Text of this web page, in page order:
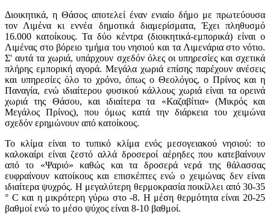
Διοικητικά, η Θάσος αποτελεί έναν ενιαίο δήμο με πρωτεύουσα
τον Λιμένα κι εννέα δημοτικά διαμερίσματα, Έχει πληθυσμό
16.000 κατοίκους. Τα δύο κέντρα (διοικητικά-εμπορικά) είναι ο
Λιμένας στο βόρειο τμήμα του νησιού και τα Λιμενάρια στο νότιο.
Σ' αυτά τα χωριά, υπάρχουν σχεδόν όλες οι υπηρεσίες και σχετικά
πλήρης εμπορική αγορά. Μεγάλα χωριά επίσης παρέχουν ανέσεις
και υπηρεσίες όλο το χρόνο, όπως ο Θεολόγος, ο Πρίνος και η
Παναγία, ενώ ιδιαίτερου φυσικού κάλλους χωριά είναι τα ορεινά
χωριά της Θάσου, και ιδιαίτερα τα «Καζαβίτια» (Μικρός και
Μεγάλος Πρίνος), που όμως κατά την διάρκεια του χειμώνα
σχεδόν ερημώνουν από κατοίκους.
Το κλίμα είναι το τυπικό κλίμα ενός μεσογειακού νησιού: το
καλοκαίρι είναι ζεστό αλλά δροσεροί αέρηδες που κατεβαίνουν
από το «Ψαριό» καθώς και τα δροσερά νερά της θάλασσας
ευφραίνουν κατοίκους και επισκέπτες ενώ ο χειμώνας δεν είναι
ιδιαίτερα ψυχρός. Η μεγαλύτερη θερμοκρασία ποικίλλει από 30-35
° C και η μικρότερη γύρω στο -8. Η μέση θερμότητα είναι 20-25
βαθμοί ενώ το μέσο ψύχος είναι 8-10 βαθμοί.